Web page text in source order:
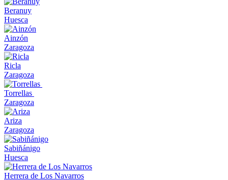
Beranuy
Huesca
Ainzón
Zaragoza
Ricla
Zaragoza
Torrellas
Zaragoza
Ariza
Zaragoza
Sabiñánigo
Huesca
Herrera de Los Navarros